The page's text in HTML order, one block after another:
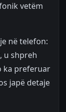
vetëm
në telefon:
u shpreh
ka preferuar
japë detaje